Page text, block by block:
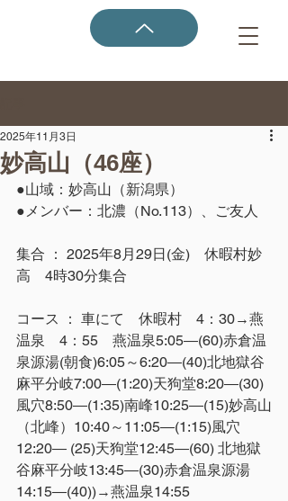
妙高山（46座）
2025年11月3日
●山域：妙高山（新潟県）
●メンバー：北濃（No.113）、ご友人
集合 ： 2025年8月29日(金)　休暇村妙
高　4時30分集合
コース ： 車にて　休暇村　4：30→燕
温泉　4：55　燕温泉5:05―(60)赤倉温
泉源湯(朝食)6:05～6:20―(40)北地獄谷
麻平分岐7:00―(1:20)天狗堂8:20―(30)
風穴8:50―(1:35)南峰10:25―(15)妙高山
（北峰）10:40～11:05―(1:15)風穴
12:20― (25)天狗堂12:45―(60) 北地獄
谷麻平分岐13:45―(30)赤倉温泉源湯
14:15―(40))→燕温泉14:55